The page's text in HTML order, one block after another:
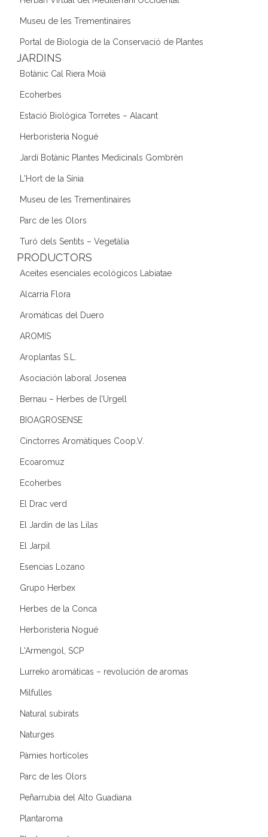
Museu de les Trementinaires
Portal de Biologia de la Conservació de Plantes
JARDINS
Botànic Cal Riera Moià
Ecoherbes
Estació Biològica Torretes – Alacant
Herboristeria Nogué
Jardí Botànic Plantes Medicinals Gombrèn
L'Hort de la Sínia
Museu de les Trementinaires
Parc de les Olors
Turó dels Sentits – Vegetàlia
PRODUCTORS
Aceites esenciales ecológicos Labiatae
Alcarria Flora
Aromáticas del Duero
AROMIS
Aroplantas S.L.
Asociación laboral Josenea
Bernau – Herbes de l’Urgell
BIOAGROSENSE
Cinctorres Aromàtiques Coop.V.
Ecoaromuz
Ecoherbes
El Drac verd
El Jardín de las Lilas
El Jarpil
Esencias Lozano
Grupo Herbex
Herbes de la Conca
Herboristeria Nogué
L'Armengol, SCP
Lurreko aromáticas – revolución de aromas
Milfulles
Natural subirats
Naturges
Pàmies hortícoles
Parc de les Olors
Peñarrubia del Alto Guadiana
Plantaroma